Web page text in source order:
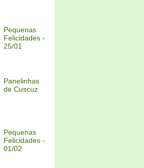
Pequenas
Felicidades -
25/01
Panelinhas
de Cuscuz
Pequenas
Felicidades -
01/02